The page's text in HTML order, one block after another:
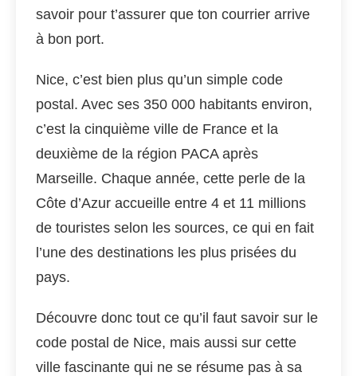
savoir pour t’assurer que ton courrier arrive
à bon port.
Nice, c’est bien plus qu’un simple code
postal. Avec ses 350 000 habitants environ,
c’est la cinquième ville de France et la
deuxième de la région PACA après
Marseille. Chaque année, cette perle de la
Côte d’Azur accueille entre 4 et 11 millions
de touristes selon les sources, ce qui en fait
l’une des destinations les plus prisées du
pays.
Découvre donc tout ce qu’il faut savoir sur le
code postal de Nice, mais aussi sur cette
ville fascinante qui ne se résume pas à sa